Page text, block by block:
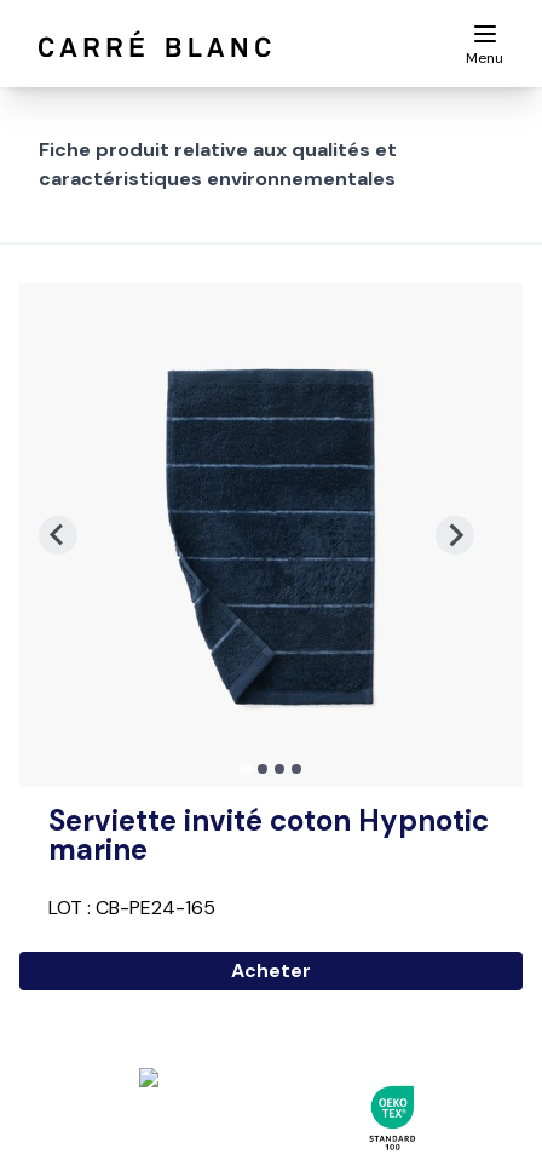
Menu
Fiche produit relative aux qualités et
caractéristiques environnementales
Serviette invité coton Hypnotic
marine
LOT : CB-PE24-165
Acheter